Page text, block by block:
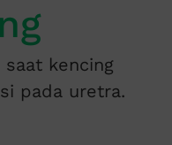
saat kencing
pada uretra.